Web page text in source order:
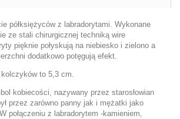
półksiężyców z labradorytami. Wykonane
ze stali chirurgicznej techniką wire
pięknie połyskują na niebiesko i zielono a
dodatkowo potęgują efekt.
kolczyków to 5,3 cm.
kobiecości, nazywany przez starosłowian
przez zarówno panny jak i mężatki jako
połączeniu z labradorytem -kamieniem,